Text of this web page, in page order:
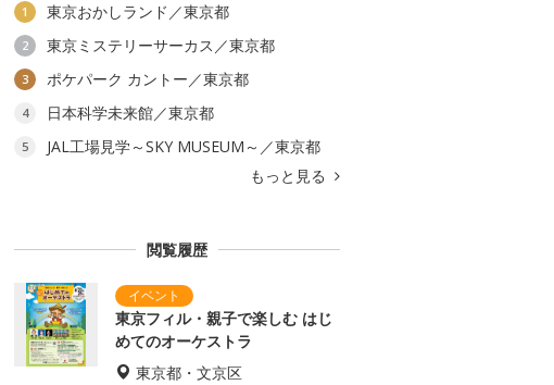
1 東京おかしランド／東京都
2 東京ミステリーサーカス／東京都
3 ポケパーク カントー／東京都
4 日本科学未来館／東京都
5
JAL工場見学～SKY MUSEUM～／東京都
もっと見る
閲覧履歴
東京フィル・親子で楽しむ はじ
めてのオーケストラ
東京都・文京区